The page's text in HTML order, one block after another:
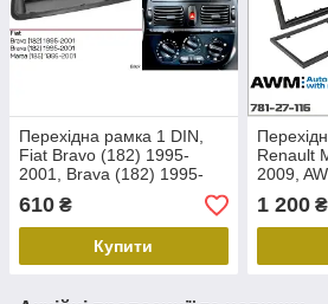
Перехідна рамка 1 DIN,
Fiat Bravo (182) 1995-
2001, Brava (182) 1995-
2001, Marea (185) 1995-
2001, ACV 281094-02
610 ₴
Купити
Renault
2009,
1 200₴